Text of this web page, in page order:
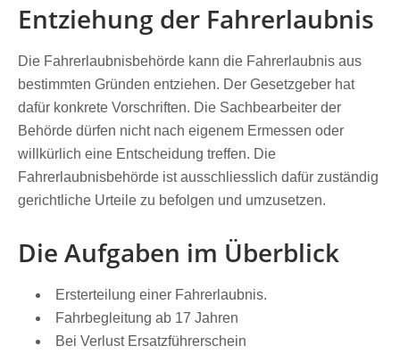
Entziehung der Fahrerlaubnis
Die Fahrerlaubnisbehörde kann die Fahrerlaubnis aus
bestimmten Gründen entziehen. Der Gesetzgeber hat
dafür konkrete Vorschriften. Die Sachbearbeiter der
Behörde dürfen nicht nach eigenem Ermessen oder
willkürlich eine Entscheidung treffen. Die
Fahrerlaubnisbehörde ist ausschliesslich dafür zuständig
gerichtliche Urteile zu befolgen und umzusetzen.
Die Aufgaben im Überblick
Ersterteilung einer Fahrerlaubnis.
Fahrbegleitung ab 17 Jahren
Bei Verlust Ersatzführerschein